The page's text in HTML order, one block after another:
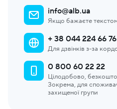
info@alb.ua
Якщо бажаєте
+ 38 044 224 66 76
Для дзвінків з-за
0 800 60 22 22
Цілодобово,
Зокрема, для
захищеної групи